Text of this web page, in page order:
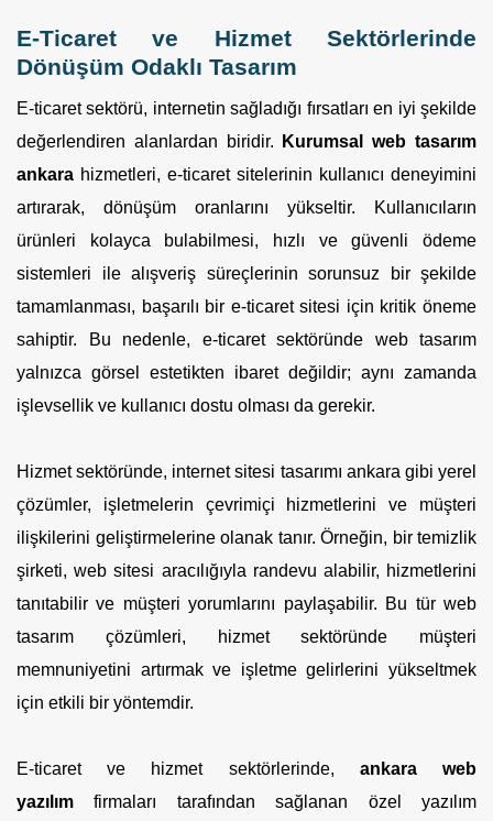
E-Ticaret ve Hizmet Sektörlerinde
Dönüşüm Odaklı Tasarım
E-ticaret sektörü, internetin sağladığı fırsatları en iyi şekilde
değerlendiren alanlardan biridir.
Kurumsal web tasarım
ankara hizmetleri, e-ticaret sitelerinin kullanıcı deneyimini
artırarak, dönüşüm oranlarını yükseltir. Kullanıcıların
ürünleri kolayca bulabilmesi, hızlı ve güvenli ödeme
sistemleri ile alışveriş süreçlerinin sorunsuz bir şekilde
tamamlanması, başarılı bir e-ticaret sitesi için kritik öneme
sahiptir. Bu nedenle, e-ticaret sektöründe web tasarım
yalnızca görsel estetikten ibaret değildir; aynı zamanda
işlevsellik ve kullanıcı dostu olması da gerekir.
Hizmet sektöründe, internet sitesi tasarımı ankara gibi yerel
çözümler, işletmelerin çevrimiçi hizmetlerini ve müşteri
ilişkilerini geliştirmelerine olanak tanır. Örneğin, bir temizlik
şirketi, web sitesi aracılığıyla randevu alabilir, hizmetlerini
tanıtabilir ve müşteri yorumlarını paylaşabilir. Bu tür web
tasarım çözümleri, hizmet sektöründe müşteri
memnuniyetini artırmak ve işletme gelirlerini yükseltmek
için etkili bir yöntemdir.
E-ticaret ve hizmet sektörlerinde, ankara web
yazılım firmaları tarafından sağlanan özel yazılım